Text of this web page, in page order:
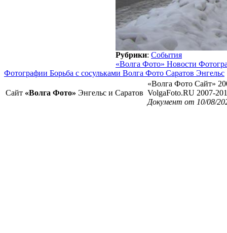
Рубрики: События
«Волга Фото» Новости
Фотографии Борьба с сосульками Волга Фото Саратов Энгельс
Сайт «Волга Фото» Энгельс и Саратов
«Волга Фото Сайт»
VolgaFoto.RU 2007-
Документ от 10/08/